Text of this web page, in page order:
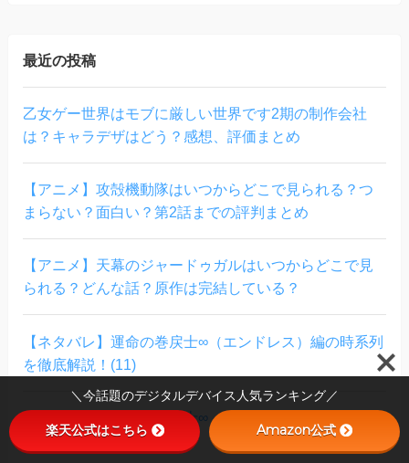
最近の投稿
乙女ゲー世界はモブに厳しい世界です2期の制作会社
は？キャラデザはどう？感想、評価まとめ
【アニメ】攻殻機動隊はいつからどこで見られる？つ
まらない？面白い？第2話までの評判まとめ
【アニメ】天幕のジャードゥガルはいつからどこで見
られる？どんな話？原作は完結している？
【ネタバレ】運命の巻戻士∞（エンドレス）編の時系列
を徹底解説！(11)
【ネタバレ】運命の巻戻士∞（エンドレス）編の時系列
を徹底解説！(10)
＼今話題のデジタルデバイス人気ランキング／
楽天公式はこちら Amazon公式